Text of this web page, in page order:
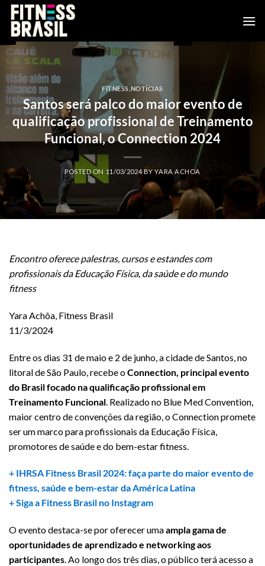
Skip
content
FITNESS NOTÍCIAS
Santos será palco do maior evento de
qualificação profissional de Treinamento
Funcional, o Connection 2024
POSTED ON 11/03/2024BYYARA ACHOA
Encontro oferece palestras, cursos e estandes com
profissionais da Educação Física, da saúde e do mundo
fitness
Yara Achôa, Fitness Brasil
11/3/2024
Entre os dias 31 de maio e 2 de junho, a cidade de Santos, no
litoral de São Paulo, recebe oConnection, principal evento
do Brasil focado na qualificação profissional em
Treinamento Funcional . Realizado no Blue Med Convention,
maior centro de convenções da região, o Connection promete
ser um marco para profissionais da Educação Física,
promotores de saúde e do bem-estar fitness.
+ IHRSA Fitness Brasil 2024: faça parte do maior evento de
fitness, saúde e bem-estar da América Latina
+ Siga a Fitness Brasil no Instagram
O evento destaca-se por oferecer umaampla gama de
oportunidades de aprendizado e networking aos
participantes. Ao longo dos três dias, o público terá acesso a